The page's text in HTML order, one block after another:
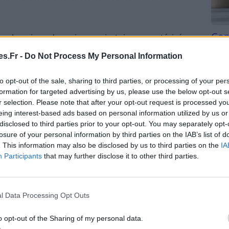
- Do Not Process My Personal Information
opt-out of the sale, sharing to third parties, or processing of your
for targeted advertising by us, please use the below opt-out
selection. Please note that after your opt-out request is processed
interest-based ads based on personal information utilized by us
to third parties prior to your opt-out. You may separately
of your personal information by third parties on the IAB’s list of
This information may also be disclosed by us to third parties on the
Participants that may further disclose it to other third parties.
Data Processing Opt Outs
opt-out of the Sharing of my personal data.
chronique des voies respiratoires caractérisée
provoque des épisodes récurrents de
et de sensation d’oppression thoracique. Ces
causes, notamment l’exercice physique, les
système immunitaire à une substance étrangère
conditions normales. Ces substances, appelées
les acariens, les poils d’animaux ou
allergique entre en contact avec un allergène,
des éternuements, un nez qui coule,
et différences
Tri
du